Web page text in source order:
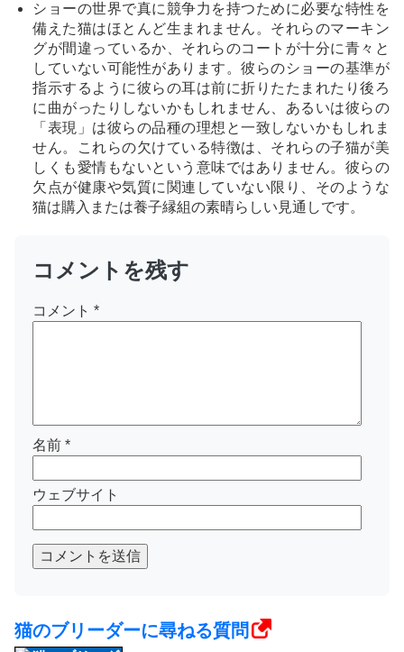
ショーの世界で真に競争力を持つために必要な特性を
備えた猫はほとんど生まれません。それらのマーキン
グが間違っているか、それらのコートが十分に青々と
していない可能性があります。彼らのショーの基準が
指示するように彼らの耳は前に折りたたまれたり後ろ
に曲がったりしないかもしれません、あるいは彼らの
「表現」は彼らの品種の理想と一致しないかもしれま
せん。これらの欠けている特徴は、それらの子猫が美
しくも愛情もないという意味ではありません。彼らの
欠点が健康や気質に関連していない限り、そのような
猫は購入または養子縁組の素晴らしい見通しです。
コメントを残す
コメント *
名前 *
ウェブサイト
コメントを送信
猫のブリーダーに尋ねる質問